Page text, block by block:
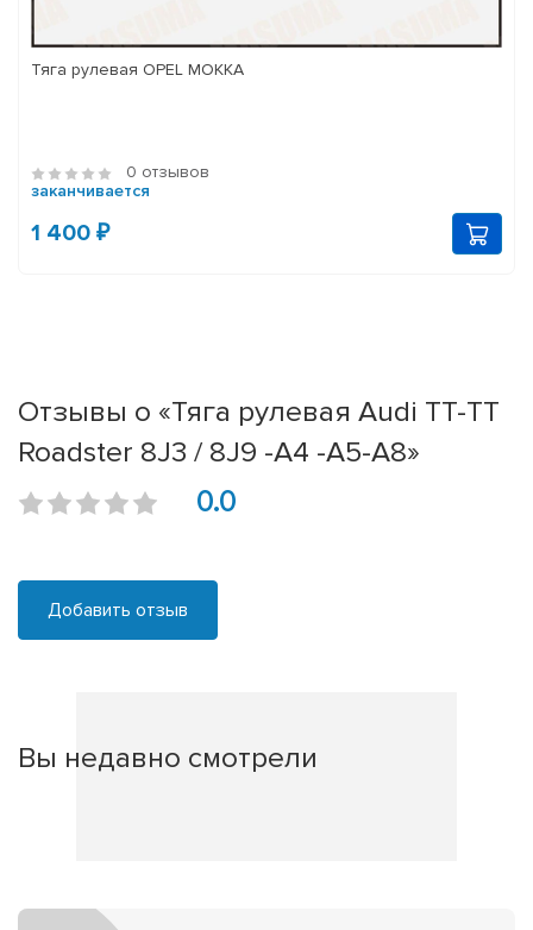
Тяга рулевая OPEL MOKKA
0 отзывов
заканчивается
1 400 ₽
Отзывы о «Тяга рулевая Audi TT-TT
Roadster 8J3 / 8J9 -A4 -A5-A8»
0.0
Добавить отзыв
Вы недавно смотрели